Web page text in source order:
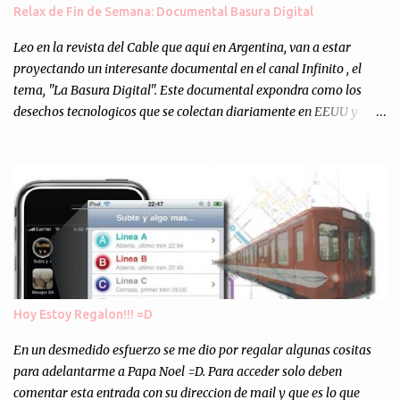
Totalmente inesperado. Mas de 200 personas en vivo
escuchándonos y viendo como grabamos el semanario es, para mi
personalmente, un éxito y un logro sin precedentes. Sinceram...
Relax de Fin de Semana: Documental Basura Digital
Leo en la revista del Cable que aqui en Argentina, van a estar
proyectando un interesante documental en el canal Infinito , el
tema, "La Basura Digital". Este documental expondra como los
desechos tecnologicos que se colectan diariamente en EEUU y
Asi, todos los residuos sonincinerados produciendo lo que los
ambientalistas llaman "La Pesadilla de la Edad Cibernetica". La
transmision es el Domingo 2 de diciembre a las 21:00 hs. Me
parecio muy interesante, no creo que lo pueda ver por la hora, asi
que los comentarios los dejo en sus manos...
Hoy Estoy Regalon!!! =D
En un desmedido esfuerzo se me dio por regalar algunas cositas
para adelantarme a Papa Noel =D. Para acceder solo deben
comentar esta entrada con su direccion de mail y que es lo que